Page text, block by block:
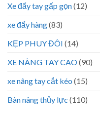
Xe đẩy tay gấp gọn(12)
xe đẩy hàng(83)
KẸP PHUY ĐÔI (14)
XE NÂNG TAY CAO(90)
xe nâng tay cắt kéo (15)
Bàn nâng thủy lực (110)